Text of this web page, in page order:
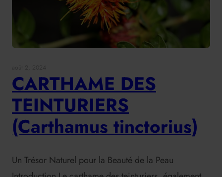
CARTHAME DES
TEINTURIERS
(Carthamus tinctorius)
Un Trésor Naturel pour la Beauté de la Peau